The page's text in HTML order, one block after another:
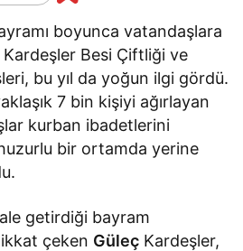
boyunca vatandaşlara
Besi Çiftliği ve
bu yıl da yoğun ilgi gördü.
7 bin kişiyi ağırlayan
kurban ibadetlerini
bir ortamda yerine
getirdiği bayram
çeken Güleç Kardeşler,